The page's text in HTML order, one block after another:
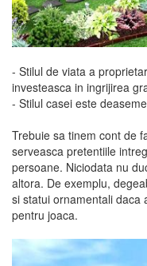
- Stilul de viata a
investeasca in ingrijirea
- Stilul casei este
Trebuie sa tinem cont de
serveasca pretentiile
persoane. Niciodata nu
altora. De exemplu,
si statui ornamentali daca
pentru joaca.